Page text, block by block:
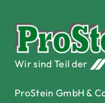
Wir sind Teil der
ProStein GmbH &